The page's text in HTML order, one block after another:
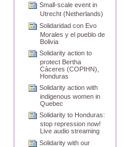
Small-scale event in
Utrecht (Netherlands)
Solidaridad con Evo
Morales y el pueblo de
Bolivia
Solidarity action to
protect Bertha
Cáceres (COPIHN),
Honduras
Solidarity action with
indigenous women in
Quebec
Solidarity to Honduras:
stop repression now!
Live audio streaming
Solidarity with our